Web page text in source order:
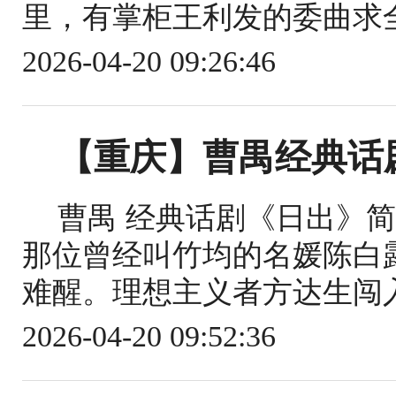
里，有掌柜王利发的委曲
2026-04-20 09:26:46
【重庆】曹禺经典
曹禺 经典话剧《日出》
那位曾经叫竹均的名媛陈
难醒。理想主义者方达生
2026-04-20 09:52:36